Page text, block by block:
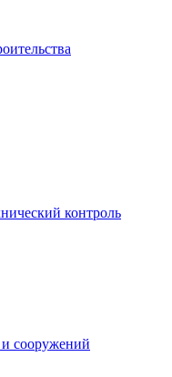
контроль
и сооружений